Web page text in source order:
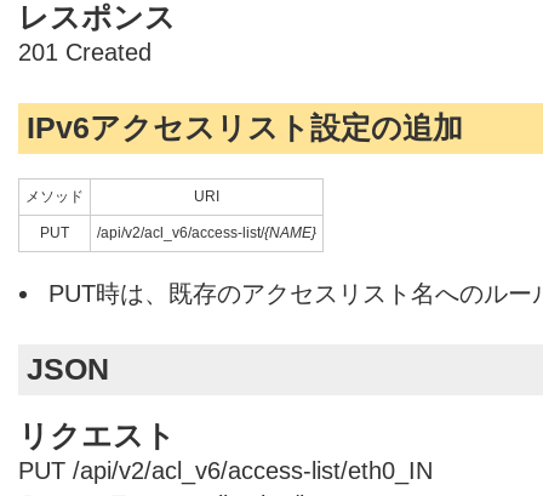
レスポンス
201 Created
IPv6アクセスリスト設定の追加
メソッド URI
PUT /api/v2/acl_v6/access-list/{NAME}
PUT時は、既存のアクセスリスト名へのル
JSON
リクエスト
PUT /api/v2/acl_v6/access-list/eth0_IN